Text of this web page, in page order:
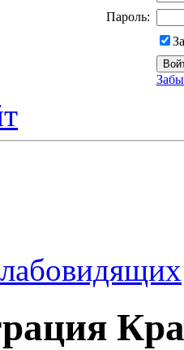
Пароль: